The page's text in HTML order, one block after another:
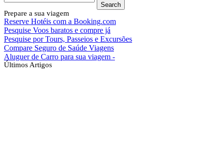
Search
Prepare a sua viagem
Reserve Hotéis com a Booking.com
Pesquise Voos baratos e compre já
Pesquise por Tours, Passeios e Excursões
Compare Seguro de Saúde Viagens
Aluguer de Carro para sua viagem -
Últimos Artigos